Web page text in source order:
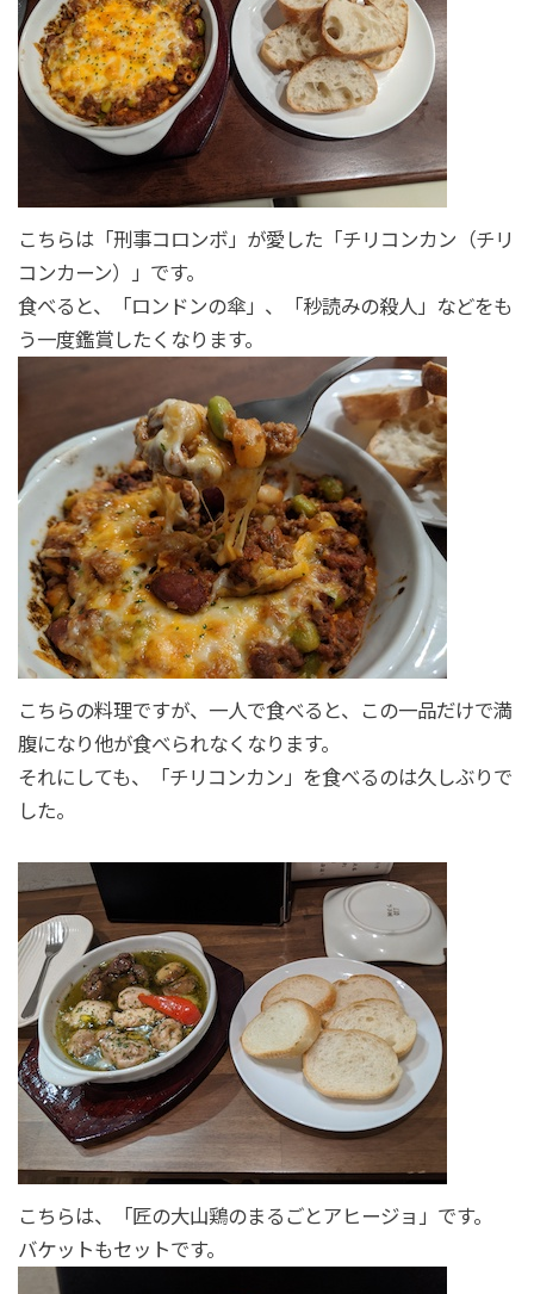
こちらは「刑事コロンボ」が愛した「チリコンカン（チリ
コンカーン）」です。
食べると、「ロンドンの傘」、「秒読みの殺人」などをも
う一度鑑賞したくなります。
こちらの料理ですが、一人で食べると、この一品だけで満
腹になり他が食べられなくなります。
それにしても、「チリコンカン」を食べるのは久しぶりで
した。
こちらは、「匠の大山鶏のまるごとアヒージョ」です。
バケットもセットです。